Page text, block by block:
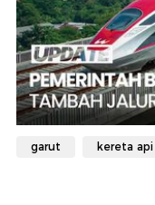
garut kereta api